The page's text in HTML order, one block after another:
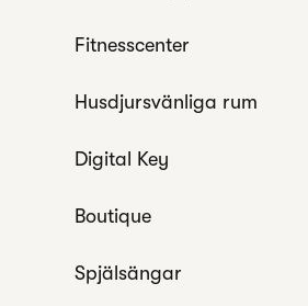
Fitnesscenter
Husdjursvänliga rum
Digital Key
Boutique
Spjälsängar